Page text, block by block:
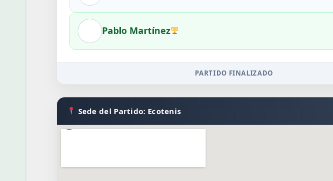
Pablo Martínez
PARTIDO FINALIZADO
Sede del Partido: Ecotenis